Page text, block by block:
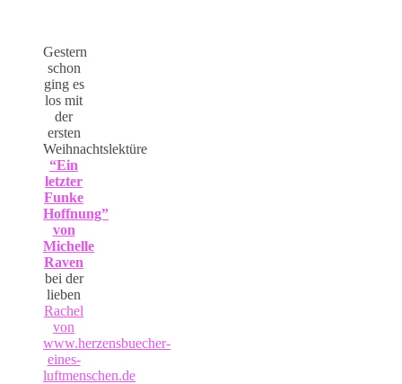
Gestern
schon
ging es
los mit
der
ersten
Weihnachtslektüre
“Ein
letzter
Funke
Hoffnung”
von
Michelle
Raven
bei der
lieben
Rachel
von
www.herzensbuecher-
eines-
luftmenschen.de